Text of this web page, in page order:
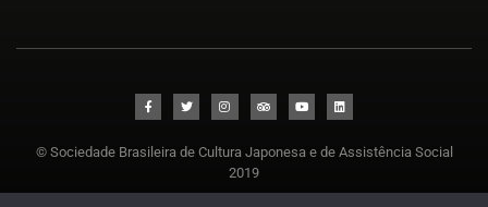
© Sociedade Brasileira de Cultura Japonesa e de Assistência Social
2019